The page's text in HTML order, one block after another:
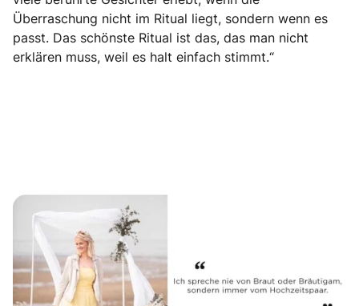
Überraschung nicht im Ritual liegt, sondern wenn es
passt. Das schönste Ritual ist das, das man nicht
erklären muss, weil es halt einfach stimmt.“